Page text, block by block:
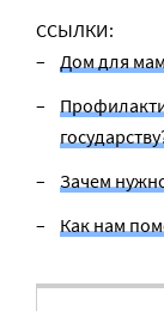
ССЫЛКИ:
Дом для
Зачем
Как нам